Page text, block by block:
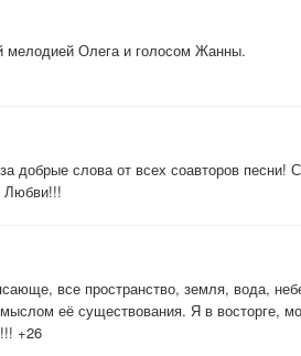
Арс, 2018
№118070802922
мелодией Олега и голосом Жанны.
добрые слова от всех соавторов песни!
Любви!!!
все пространство, земля, вода,
её существования. Я в восторге,
+26